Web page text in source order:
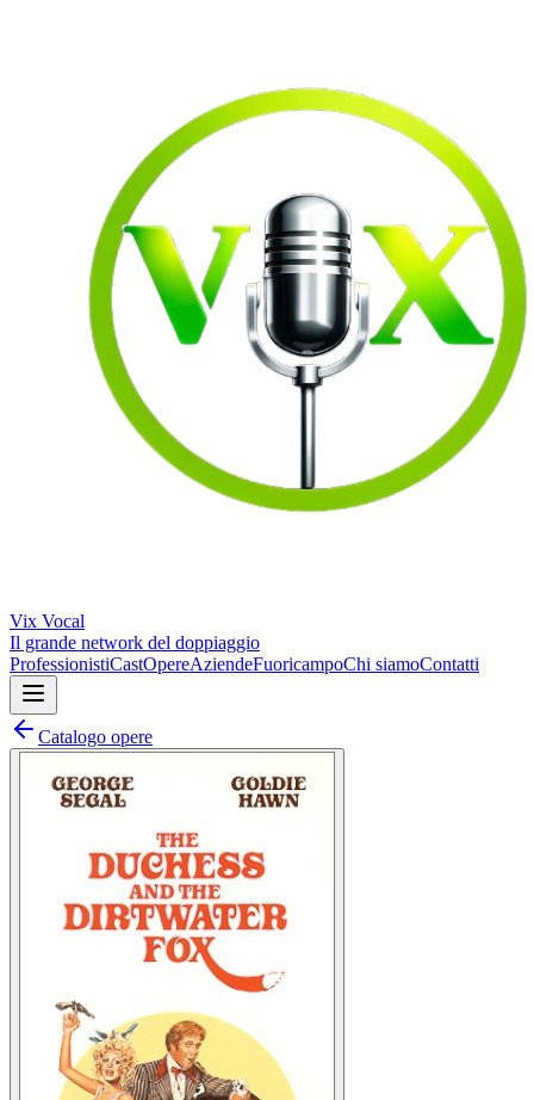
Vix Vocal
Il grande network del doppiaggio
ProfessionistiCastOpereAziendeFuoricampoChi siamoContatti
Catalogo opere